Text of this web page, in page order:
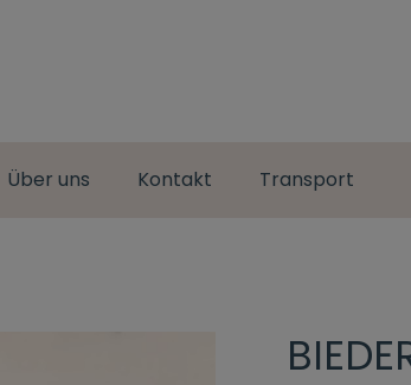
Über uns Kontakt Transport